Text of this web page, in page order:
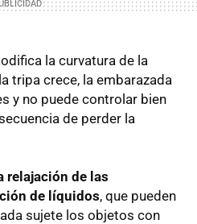
la curvatura de la
tripa crece, la embarazada
y no puede controlar bien
de perder la
relajación de las
de líquidos, que pueden
sujete los objetos con